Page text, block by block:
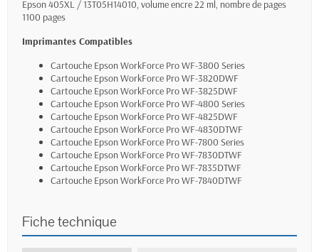
Epson 405XL / 13T05H14010, volume encre 22 ml, nombre de pages
1100 pages
Imprimantes Compatibles
Cartouche Epson WorkForce ProWF-3800 Series
Cartouche Epson WorkForce Pro WF-3820DWF
Cartouche Epson WorkForce Pro WF-3825DWF
Cartouche Epson WorkForce Pro WF-4800 Series
Cartouche Epson WorkForce Pro WF-4825DWF
Cartouche Epson WorkForce Pro WF-4830DTWF
Cartouche Epson WorkForce Pro WF-7800 Series
Cartouche Epson WorkForce Pro WF-7830DTWF
Cartouche Epson WorkForce Pro WF-7835DTWF
Cartouche Epson WorkForce Pro WF-7840DTWF
Fiche technique